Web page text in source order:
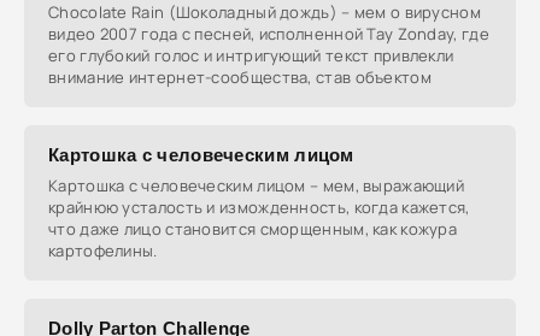
Chocolate Rain (Шоколадный дождь) – мем о вирусном
видео 2007 года с песней, исполненной Tay Zonday, где
его глубокий голос и интригующий текст привлекли
внимание интернет-сообщества, став объектом
Картошка с человеческим лицом
Картошка с человеческим лицом – мем, выражающий
крайнюю усталость и изможденность, когда кажется,
что даже лицо становится сморщенным, как кожура
картофелины.
Dolly Parton Challenge